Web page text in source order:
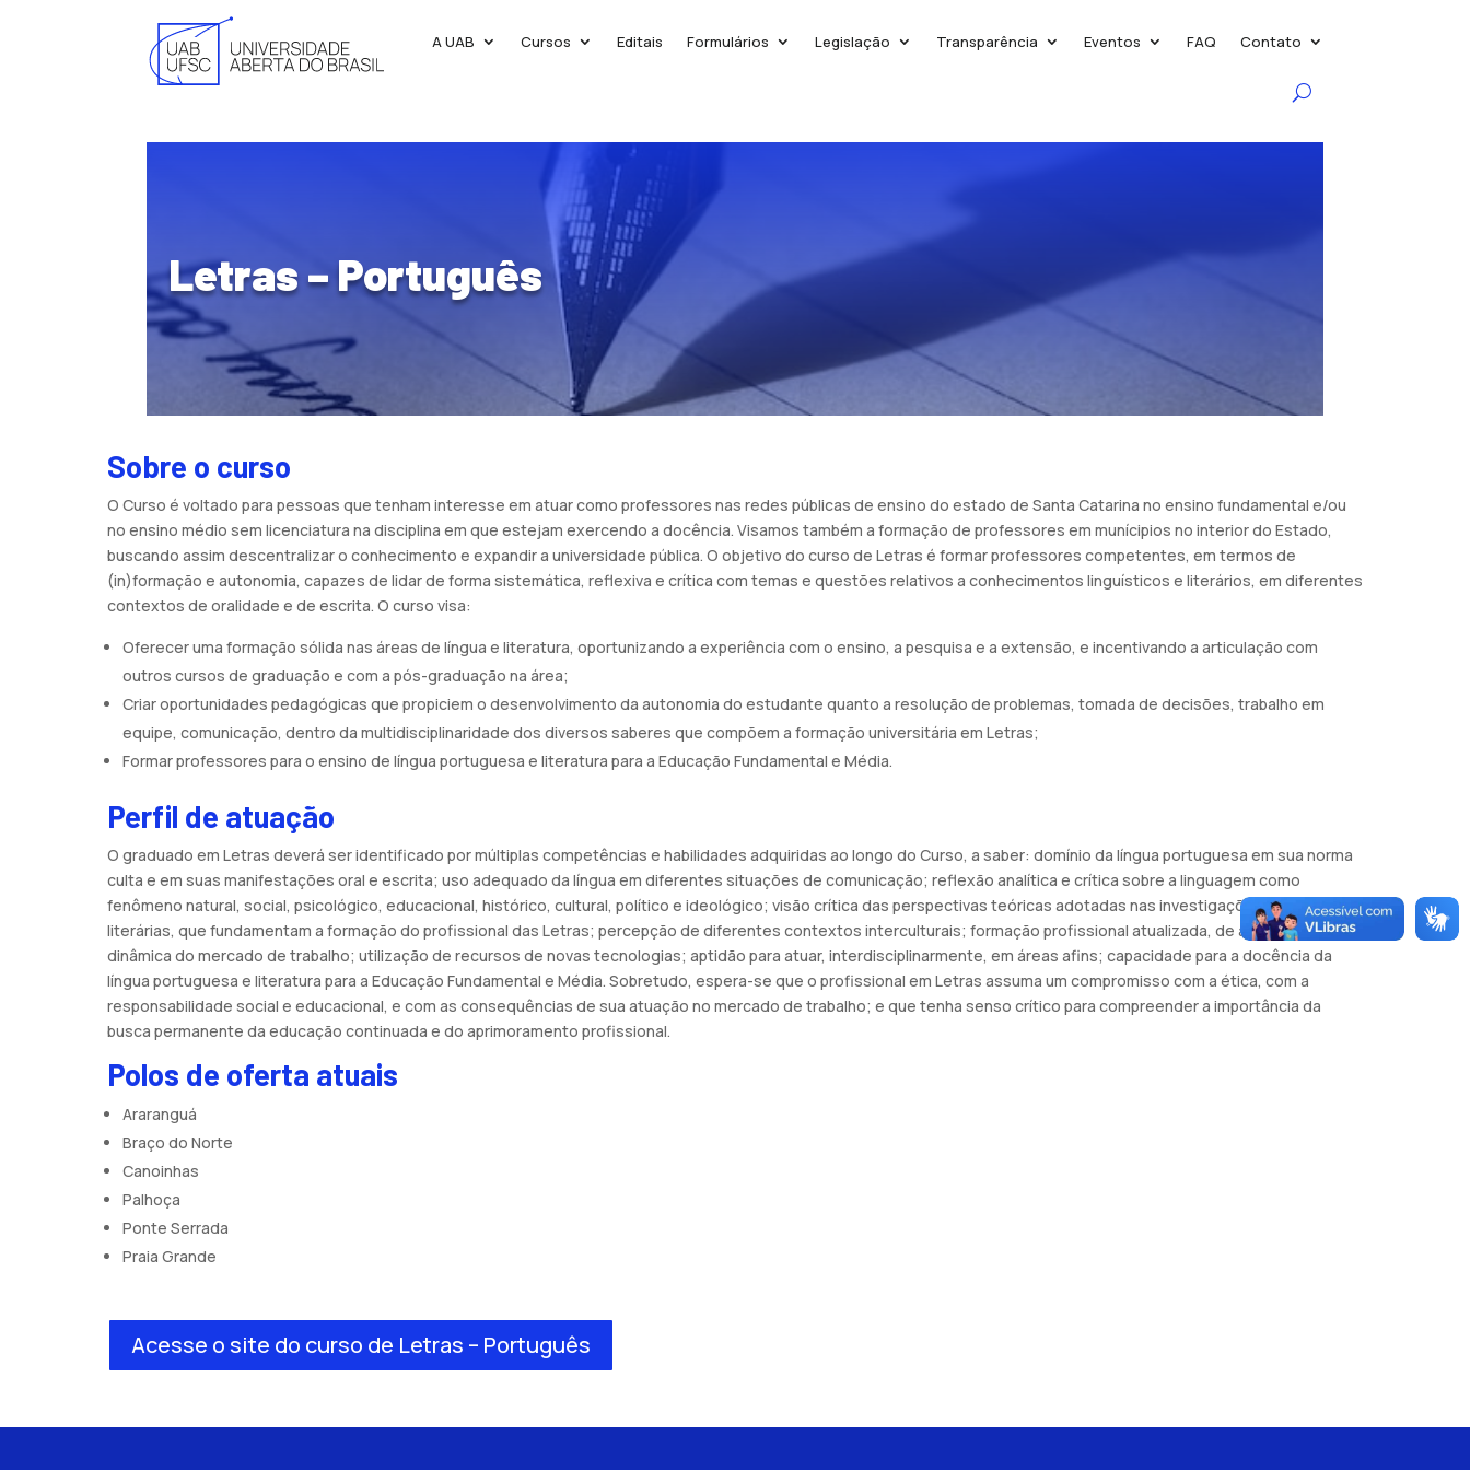
A UAB Cursos Editais Formulários Legislação Transparência Eventos FAQ Contato
Letras – Português
Sobre o curso
O Curso é voltado para pessoas que tenham interesse em atuar como professores nas redes públicas de ensino do estado de Santa Catarina no ensino fundamental e/ou
no ensino médio sem licenciatura na disciplina em que estejam exercendo a docência. Visamos também a formação de professores em munícipios no interior do Estado,
buscando assim descentralizar o conhecimento e expandir a universidade pública. O objetivo do curso de Letras é formar professores competentes, em termos de
(in)formação e autonomia, capazes de lidar de forma sistemática, reflexiva e crítica com temas e questões relativos a conhecimentos linguísticos e literários, em diferentes
contextos de oralidade e de escrita. O curso visa:
Oferecer uma formação sólida nas áreas de língua e literatura, oportunizando a experiência com o ensino, a pesquisa e a extensão, e incentivando a articulação com
outros cursos de graduação e com a pós-graduação na área;
Criar oportunidades pedagógicas que propiciem o desenvolvimento da autonomia do estudante quanto a resolução de problemas, tomada de decisões, trabalho em
equipe, comunicação, dentro da multidisciplinaridade dos diversos saberes que compõem a formação universitária em Letras;
Formar professores para o ensino de língua portuguesa e literatura para a Educação Fundamental e Média.
Perfil de atuação
O graduado em Letras deverá ser identificado por múltiplas competências e habilidades adquiridas ao longo do Curso, a saber: domínio da língua portuguesa em sua norma
culta e em suas manifestações oral e escrita; uso adequado da língua em diferentes situações de comunicação; reflexão analítica e crítica sobre a linguagem como
fenômeno natural, social, psicológico, educacional, histórico, cultural, político e ideológico; visão crítica das perspectivas teóricas adotadas nas investigações linguísticas e
literárias, que fundamentam a formação do profissional das Letras; percepção de diferentes contextos interculturais; formação profissional atualizada, de acordo com a
dinâmica do mercado de trabalho; utilização de recursos de novas tecnologias; aptidão para atuar, interdisciplinarmente, em áreas afins; capacidade para a docência da
língua portuguesa e literatura para a Educação Fundamental e Média. Sobretudo, espera-se que o profissional em Letras assuma um compromisso com a ética, com a
responsabilidade social e educacional, e com as consequências de sua atuação no mercado de trabalho; e que tenha senso crítico para compreender a importância da
busca permanente da educação continuada e do aprimoramento profissional.
Polos de oferta atuais
Araranguá
Braço do Norte
Canoinhas
Palhoça
Ponte Serrada
Praia Grande
Acesse o site do curso de Letras – Português